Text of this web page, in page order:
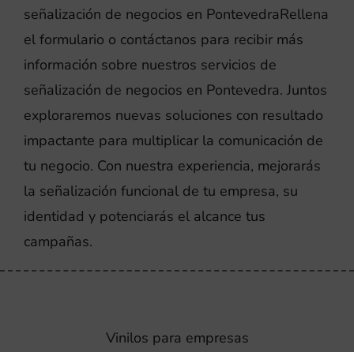
señalización de negocios en PontevedraRellena
el formulario o contáctanos para recibir más
información sobre nuestros servicios de
señalización de negocios en Pontevedra. Juntos
exploraremos nuevas soluciones con resultado
impactante para multiplicar la comunicación de
tu negocio. Con nuestra experiencia, mejorarás
la señalización funcional de tu empresa, su
identidad y potenciarás el alcance tus
campañas.
Vinilos para empresas